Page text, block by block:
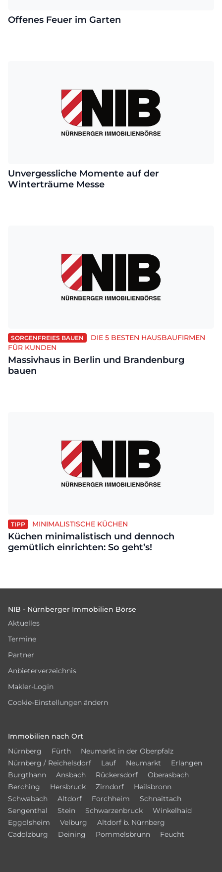
Offenes Feuer im Garten
Unvergessliche Momente auf der
Winterträume Messe
SORGENFREIES BAUEN
DIE 5 BESTEN HAUSBAUFIRMEN
FÜR KUNDEN
Massivhaus in Berlin und Brandenburg
bauen
TIPP MINIMALISTISCHE KÜCHEN
Küchen minimalistisch und dennoch
gemütlich einrichten: So geht’s!
NIB - Nürnberger Immobilien Börse
Aktuelles
Termine
Partner
Anbieterverzeichnis
Makler-Login
Cookie-Einstellungen ändern
Immobilien nach Ort
Nürnberg
Fürth
Neumarkt in der Oberpfalz
Nürnberg / Reichelsdorf
Lauf Neumarkt
Erlangen
Burgthann
Ansbach Rückersdorf
Oberasbach
Berching
Hersbruck Zirndorf
Heilsbronn
Schwabach
Altdorf Forchheim
Schnaittach
Sengenthal
Stein Schwarzenbruck
Winkelhaid
Eggolsheim
Velburg
Altdorf b. Nürnberg
Cadolzburg
Deining Pommelsbrunn Feucht